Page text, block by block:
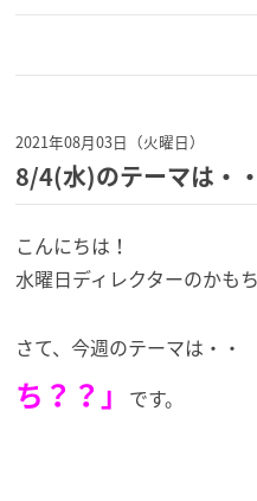
2021年08月03日（火曜日）
8/4(水)のテーマは・・
こんにちは！
水曜日ディレクターのかも
さて、今週のテーマは・・
ち？？」
です。